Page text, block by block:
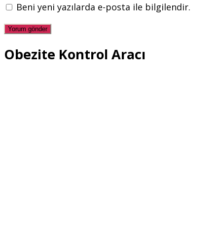
Beni yeni yazılarda e-posta ile bilgilendir.
Obezite Kontrol Aracı